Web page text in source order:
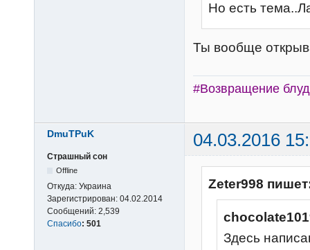
Но есть
Ты вообще
#Возвращение
DmuTPuK 04.03.2016
Страшный сон
Offline
Откуда: Украина
Зарегистрирован: 04.02.2014
Сообщений: 2,539
Спасибо: 501
Zeter998
Здесь